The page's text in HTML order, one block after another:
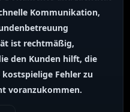
Kommunikation,
ist rechtmäßig,
den Kunden hilft, die
Fehler zu
voranzukommen.